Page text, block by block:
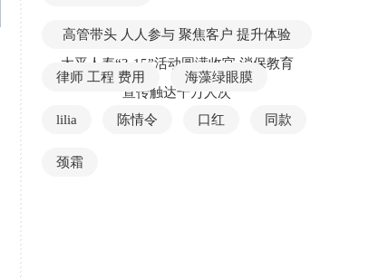
高管带头 人人参与 聚焦客户 提升体验
太平人寿“3·15”活动圆满收官 消保教育
宣传触达千万人次
律师 工程 费用 海藻绿眼膜
lilia 陈情令 口红 同款
颈霜